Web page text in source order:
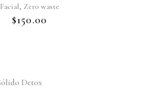
Facial, Zero waste
$150.00